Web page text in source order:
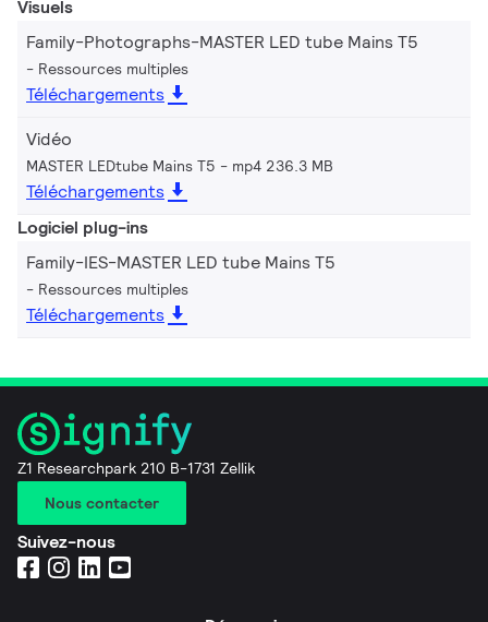
Visuels
Family-Photographs-MASTER LED tube Mains T5
Ressources multiples
Téléchargements
Vidéo
MASTER LEDtube Mains T5 mp4 236.3 MB
Téléchargements
Logiciel plug-ins
Family-IES-MASTER LED tube Mains T5
Ressources multiples
Téléchargements
Z1 Researchpark 210 B-1731 Zellik
Nous contacter
Suivez-nous